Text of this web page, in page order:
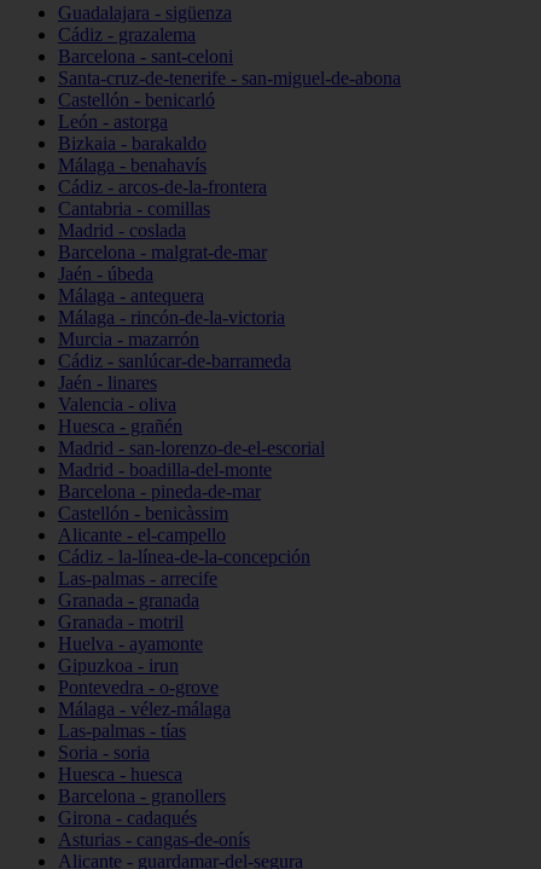
Guadalajara - sigüenza
Cádiz - grazalema
Barcelona - sant-celoni
Santa-cruz-de-tenerife - san-miguel-de-abona
Castellón - benicarló
León - astorga
Bizkaia - barakaldo
Málaga - benahavís
Cádiz - arcos-de-la-frontera
Cantabria - comillas
Madrid - coslada
Barcelona - malgrat-de-mar
Jaén - úbeda
Málaga - antequera
Málaga - rincón-de-la-victoria
Murcia - mazarrón
Cádiz - sanlúcar-de-barrameda
Jaén - linares
Valencia - oliva
Huesca - grañén
Madrid - san-lorenzo-de-el-escorial
Madrid - boadilla-del-monte
Barcelona - pineda-de-mar
Castellón - benicàssim
Alicante - el-campello
Cádiz - la-línea-de-la-concepción
Las-palmas - arrecife
Granada - granada
Granada - motril
Huelva - ayamonte
Gipuzkoa - irun
Pontevedra - o-grove
Málaga - vélez-málaga
Las-palmas - tías
Soria - soria
Huesca - huesca
Barcelona - granollers
Girona - cadaqués
Asturias - cangas-de-onís
Alicante - guardamar-del-segura